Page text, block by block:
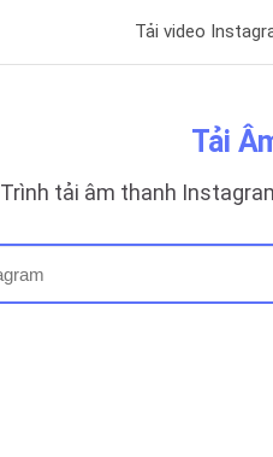
Tải video
Tải
Trình tải âm thanh